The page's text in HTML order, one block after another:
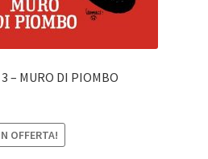
– MURO DI PIOMBO
OFFERTA!